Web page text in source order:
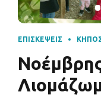
ΕΠΙΣΚΈΨΕΙΣ